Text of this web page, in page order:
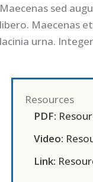
Maecenas sed
libero. Maecenas
lacinia urna.
Resources
PDF:
Video:
Link: